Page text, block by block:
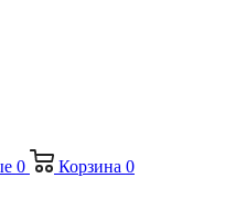
0 Корзина 0